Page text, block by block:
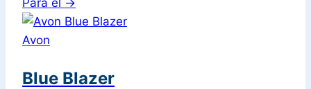
Avon
Blue Blazer